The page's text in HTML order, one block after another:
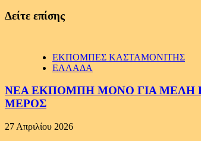
Δείτε επίσης
ΕΚΠΟΜΠΕΣ ΚΑΣΤΑΜΟΝΙΤΗΣ
ΕΛΛΑΔΑ
ΝΕΑ ΕΚΠΟΜΠΗ ΜΟΝΟ ΓΙΑ ΜΕΛΗ
ΜΕΡΟΣ
27 Απριλίου 2026